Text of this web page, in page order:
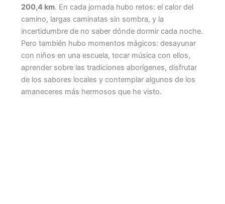
200,4 km. En cada jornada hubo retos: el calor del
camino, largas caminatas sin sombra, y la
incertidumbre de no saber dónde dormir cada noche.
Pero también hubo momentos mágicos: desayunar
con niños en una escuela, tocar música con ellos,
aprender sobre las tradiciones aborígenes, disfrutar
de los sabores locales y contemplar algunos de los
amaneceres más hermosos que he visto.